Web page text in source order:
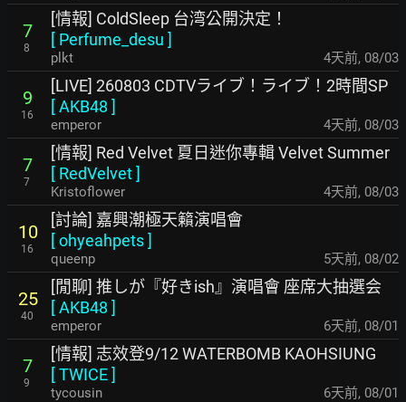
7
8
[情報] ColdSleep 台湾公開決定！
[ Perfume_desu ]
plkt 4天前, 08/03
9
16
[LIVE] 260803 CDTVライブ！ライブ！2時間SP
[AKB48 ]
emperor 4天前, 08/03
7
7
[情報] Red Velvet 夏日迷你專輯 Velvet Summer
[ RedVelvet]
Kristoflower 4天前, 08/03
10
16
[討論] 嘉興潮極天籟演唱會
[ohyeahpets]
queenp 5天前, 08/02
25
40
[閒聊] 推しが『好きish』演唱會 座席大抽選会
[AKB48 ]
emperor 6天前, 08/01
7
9
[情報] 志效登9/12 WATERBOMB KAOHSIUNG
[TWICE]
tycousin 6天前, 08/01